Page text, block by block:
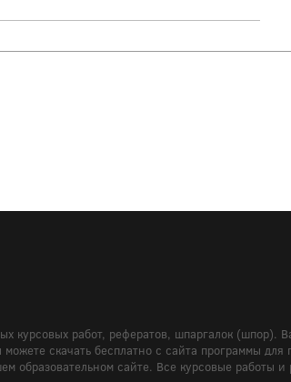
курсовых работ, рефератов, шпаргалок (шпор).
скачать бесплатно с сайта программы
сайте. Все курсовые работы и